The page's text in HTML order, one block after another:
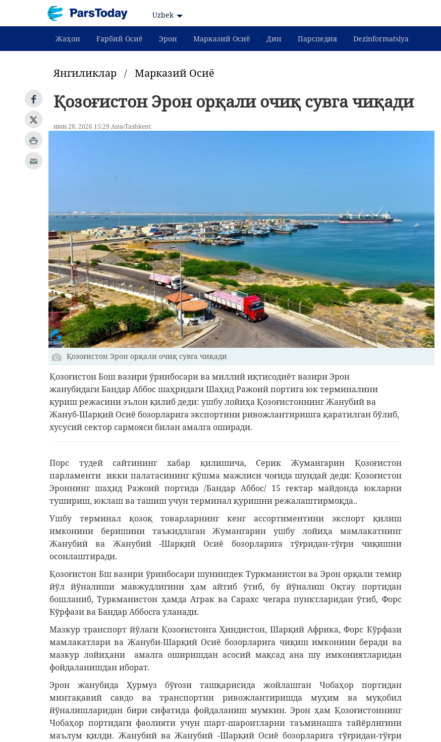
Uzbek
Жаҳон Ғарбий Осиё Эрон Марказий Осиё Дин Парспедия Dezinformatsiya
Янгиликлар / Марказий Осиё
Қозоғистон Эрон орқали очиқ сувга чиқади
июн 28, 2026 15:29 Asia/Tashkent
Қозоғистон Эрон орқали очиқ сувга чиқади
Қозоғистон Бош вазири ўринбосари ва миллий иқтисодиёт вазири Эрон
жанубидаги Бандар Аббос шаҳридаги Шаҳид Ражоий портига юк терминалини
қуриш режасини эълон қилиб деди: ушбу лойиҳа Қозоғистоннинг Жанубий ва
Жануб-Шарқий Осиё бозорларига экспортини ривожлантиришга қаратилган бўлиб,
хусусий сектор сармояси билан амалга оширади.
Порс тудей сайтининг хабар қилишича, Серик Жумангарин Қозоғистон
парламенти икки палатасининг қўшма мажлиси чоғида шундай деди: Қозоғистон
Эроннинг шаҳид Ражоий портида /Бандар Аббос/ 15 гектар майдонда юкларни
тушириш, юклаш ва ташиш учун терминал қуришни режалаштирмоқда..
Ушбу терминал қозоқ товарларнинг кенг ассортиментини экспорт қилиш
имконини беришини таъкидлаган Жумангарин ушбу лойиҳа мамлакатнинг
Жанубий ва Жанубий -Шарқий Осиё бозорларига тўғридан-тўғри чиқишни
осонлаштиради.
Қозоғистон Бш вазири ўринбосари шунингдек Туркманистон ва Эрон орқали темир
йўл йўналиши мавжудлигини ҳам айтиб ўтиб, бу йўналиш Оқтау портидан
бошланиб, Туркманистон ҳамда Атрак ва Сарахс чегара пунктларидан ўтиб, Форс
Кўрфази ва Бандар Аббосга уланади.
Мазкур транспорт йўлаги Қозоғистонга Ҳиндистон, Шарқий Африка, Форс Кўрфази
мамлакатлари ва Жануби-Шарқий Осиё бозорларига чиқиш имконини беради ва
мазкур лойиҳани амалга оширишдан асосий мақсад ана шу имкониятларидан
фойдаланишдан иборат.
Эрон жанубида Ҳурмуз бўғози ташқарисида жойлашган Чобаҳор портидан
минтақавий савдо ва транспортни ривожлантиришда муҳим ва муқобил
йўналишларидан бири сифатида фойдаланиш мумкин. Эрон ҳам Қозоғистоннинг
Чобаҳор портидаги фаолияти учун шарт-шароитларни таъминашга тайёрлигини
маълум қилди. Жанубий ва Жанубий -Шарқий Осиё бозорларига тўғридан-тўғри